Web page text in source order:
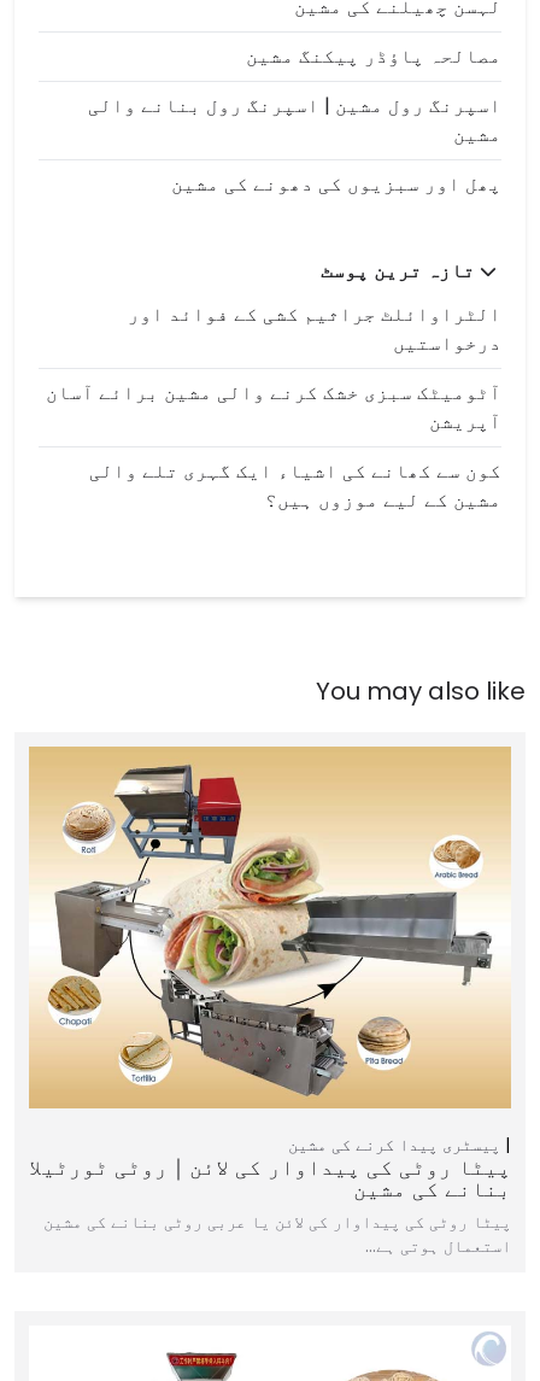
لہسن چھیلنے کی مشین
مصالحہ پاؤڈر پیکنگ مشین
اسپرنگ رول مشین | اسپرنگ رول بنانے والی
مشین
پھل اور سبزیوں کی دھونے کی مشین
تازہ ترین پوسٹ
الٹراوائلٹ جراثیم کشی کے فوائد اور
درخواستیں
آٹومیٹک سبزی خشک کرنے والی مشین برائے آسان
آپریشن
کون سے کھانے کی اشیاء ایک گہری تلے والی
مشین کے لیے موزوں ہیں؟
پیسٹری پیدا کرنے کی مشین
پیٹا روٹی کی پیداوار کی لائن｜روٹی ٹورٹیلا
بنانے کی مشین
پیٹا روٹی کی پیداوار کی لائن یا عربی روٹی بنانے کی مشین
استعمال ہوتی ہے…